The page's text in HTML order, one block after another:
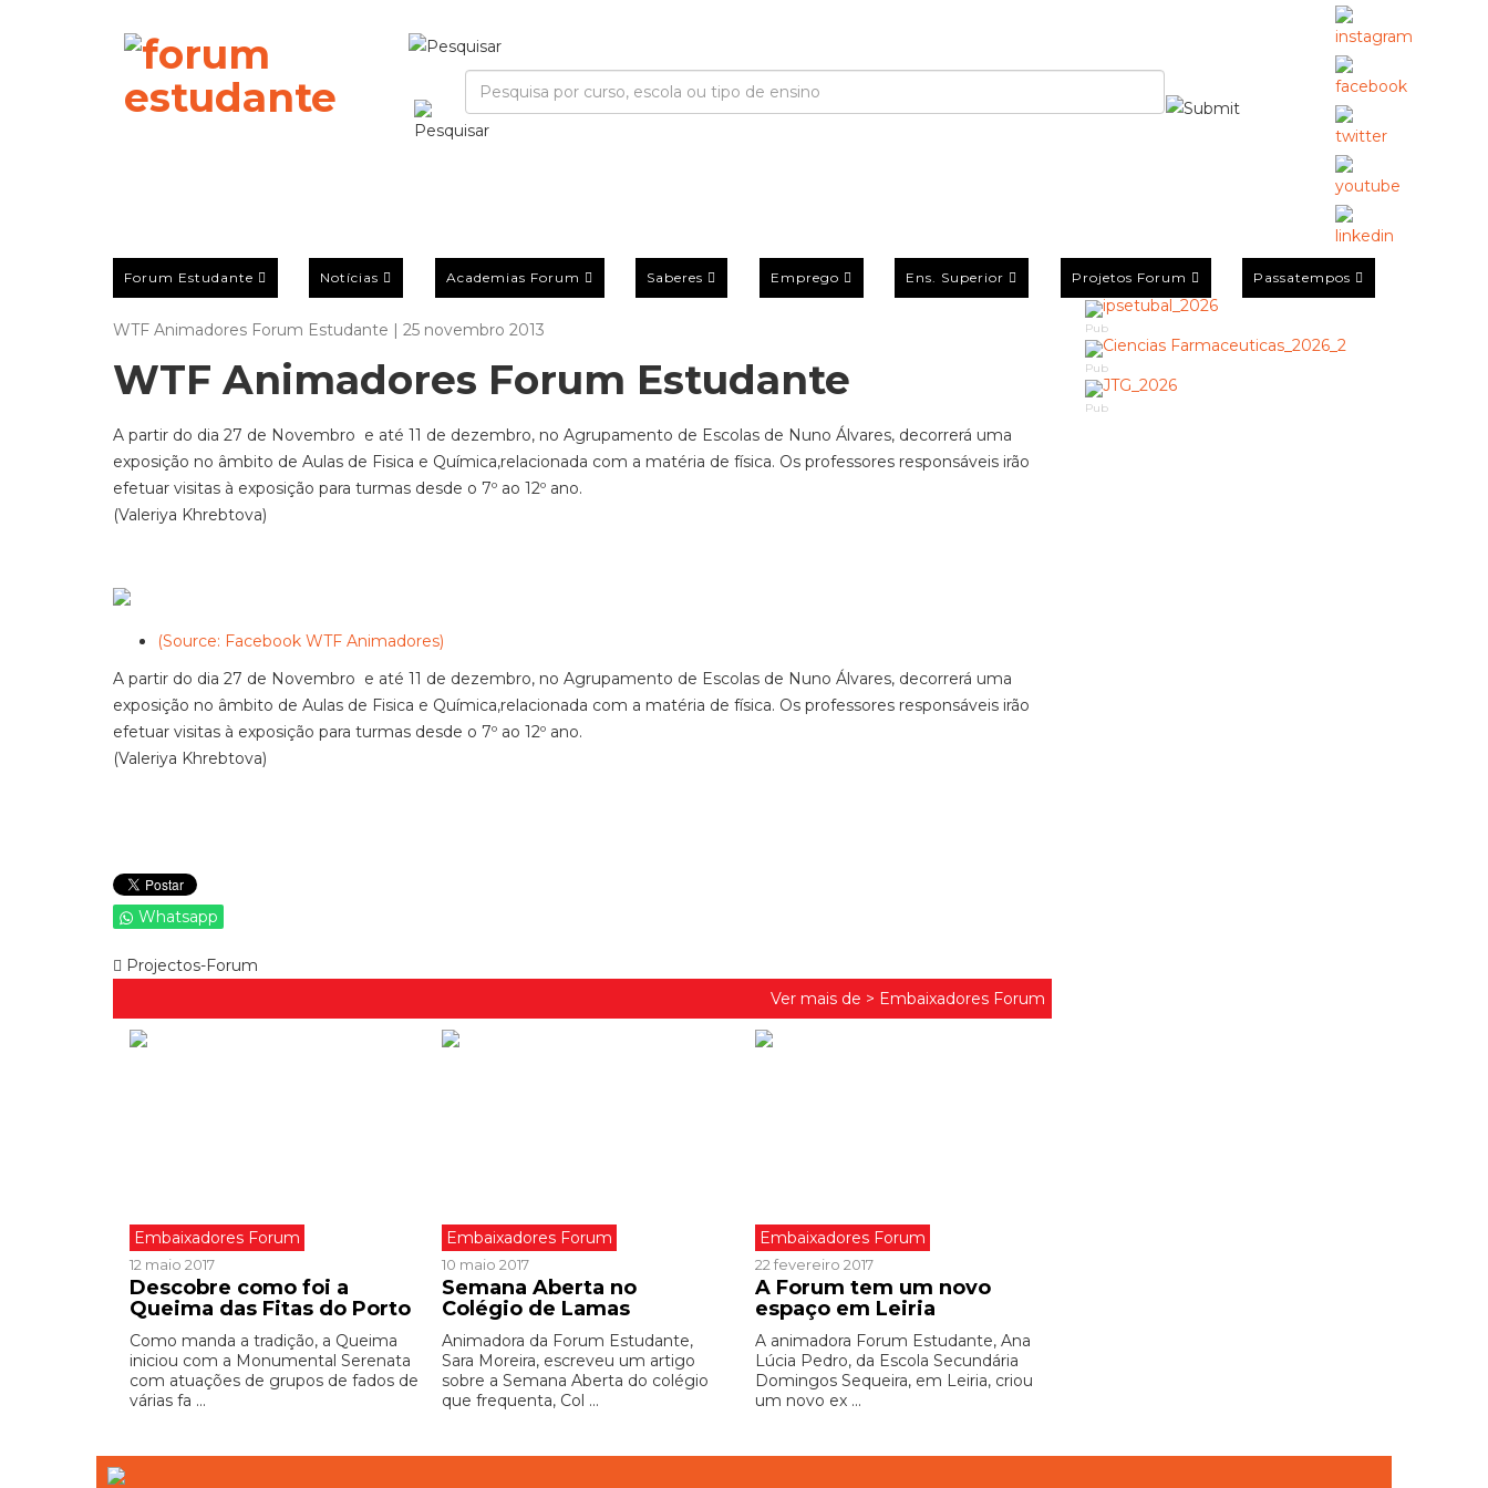
Forum Estudante Notícias Academias Forum Saberes Emprego Ens. Superior Projetos Forum Passatempos
WTF Animadores Forum Estudante | 25 novembro 2013
WTF Animadores Forum Estudante
A partir do dia 27 de Novembro e até 11 de dezembro, no Agrupamento de Escolas de Nuno Álvares, decorrerá uma
exposição no âmbito de Aulas de Fisica e Química,relacionada com a matéria de física. Os professores responsáveis irão
efetuar visitas à exposição para turmas desde o 7º ao 12º ano.
(Valeriya Khrebtova)
(Source: Facebook WTF Animadores)
A partir do dia 27 de Novembro e até 11 de dezembro, no Agrupamento de Escolas de Nuno Álvares, decorrerá uma
exposição no âmbito de Aulas de Fisica e Química,relacionada com a matéria de física. Os professores responsáveis irão
efetuar visitas à exposição para turmas desde o 7º ao 12º ano.
(Valeriya Khrebtova)
Whatsapp
Projectos-Forum
Ver mais de > Embaixadores Forum
Embaixadores Forum
12 maio 2017
Descobre como foi a
Queima das Fitas do Porto
Como manda a tradição, a Queima
iniciou com a Monumental Serenata
com atuações de grupos de fados de
várias fa ...
Embaixadores Forum
10 maio 2017
Semana Aberta no
Colégio de Lamas
Animadora da Forum Estudante,
Sara Moreira, escreveu um artigo
sobre a Semana Aberta do colégio
que frequenta, Col ...
Embaixadores Forum
22 fevereiro 2017
A Forum tem um novo
espaço em Leiria
A animadora Forum Estudante, Ana
Lúcia Pedro, da Escola Secundária
Domingos Sequeira, em Leiria, criou
um novo ex ...
Pub
Pub
Pub